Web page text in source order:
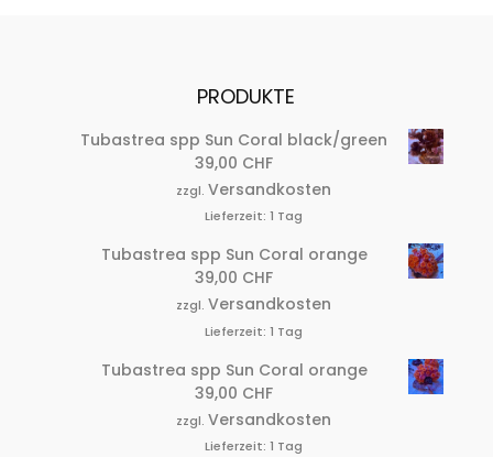
PRODUKTE
Tubastrea spp Sun Coral black/green
39,00 CHF
zzgl.Versandkosten
Lieferzeit:1 Tag
Tubastrea spp Sun Coral orange
39,00 CHF
zzgl.Versandkosten
Lieferzeit:1 Tag
Tubastrea spp Sun Coral orange
39,00 CHF
zzgl.Versandkosten
Lieferzeit:1 Tag